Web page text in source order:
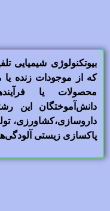
بیوتکنولوژی
که از موجودات زنده یا
محصولات یا
دانش‌آموختگان این
داروسازی،کشاورزی،
پاکسازی زیستی